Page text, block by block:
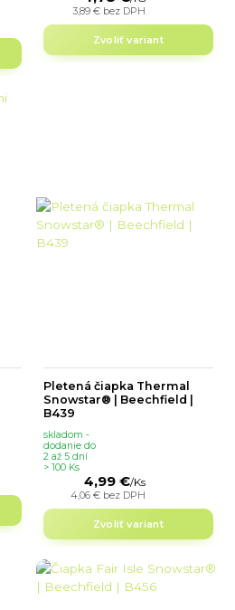
3,89 € bez DPH
Zvoliť variant
Pletená čiapka Thermal
Snowstar® | Beechfield |
B439
4,99 €/Ks
4,06 € bez DPH
skladom -
dodanie do
2 až 5 dní
> 100 Ks
Zvoliť variant